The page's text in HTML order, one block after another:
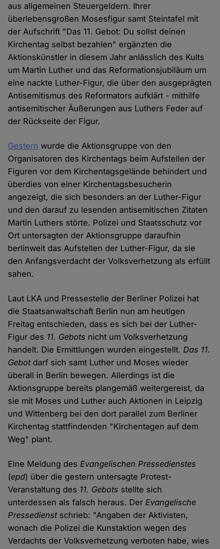
aus allgemeinen Steuergeldern. Ihrer
überlebensgroßen Mosesfigur samt Steintafel mit
der Aufschrift "Das 11. Gebot: Du sollst deinen
Kirchentag selbst bezahlen" ergänzten die
Aktionskünstler in diesem Jahr anlässlich des Kults
um Martin Luther und das Reformationsjubiläum um
eine nackte Luther-Figur, die über den ausgeprägten
Antisemitismus des Reformators aufklärt - mithilfe
antisemitischer Äußerungen aus Luthers Feder auf
der Rückseite der Figur.
Gestern wurde die Aktionsgruppe von den
Organisatoren des Kirchentags beim Aufstellen der
Figuren vor dem Kirchentagsgelände behindert und
überdies von einer Kirchentagsbesucherin
angezeigt, die sich besonders an der Luther-Figur
und den darauf zu lesenden antisemitischen Zitaten
Martin Luthers störte. Polizei und Staatsschutz vor
Ort untersagten der Aktionsgruppe daraufhin
berlinweit das Aufstellen der Luther-Figur, da sie
den Anfangsverdacht der Volksverhetzung als erfüllt
sahen.
Laut LKA und Pressestelle der Berliner Polizei hat
die Staatsanwaltschaft Berlin nun am heutigen
Freitag entschieden, dass es sich bei der Luther-
Figur des 11. Gebots nicht um Volksverhetzung
handelt. Die Ermittlungen wurden eingestellt.Das 11.
Gebotdarf sich samt Luther und Moses wieder
überall in Berlin bewegen. Allerdings ist die
Aktionsgruppe bereits plangemäß weitergereist, da
sie mit Moses und Luther auch Aktionen in Leipzig
und Wittenberg bei den dort parallel zum Berliner
Kirchentag stattfindenden "Kirchentagen auf dem
Weg" plant.
Eine Meldung desEvangelischen Pressedienstes
(epd) über die gestern untersagte Protest-
Veranstaltung des 11. Gebots stellte sich
unterdessen als falsch heraus. DerEvangelische
Pressedienstschrieb: "Angaben der Aktivisten,
wonach die Polizei die Kunstaktion wegen des
Verdachts der Volksverhetzung verboten habe, wies